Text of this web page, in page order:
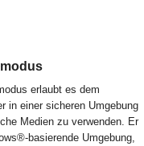
erlaubt es dem
in einer sicheren Umgebung
Medien zu verwenden. Er
basierende Umgebung,